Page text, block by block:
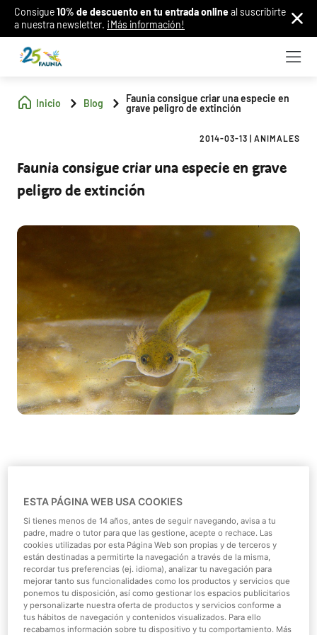
Consigue10% de descuento en tu entrada onlineal suscribirte
a nuestra newsletter. ¡Más información!
Inicio Blog
Faunia consigue criar una especie en
grave peligro de extinción
2014-03-13 ANIMALES
Faunia consigue criar una especie en grave
peligro de extinción
considerado en Peligro Crítico según la Lista Roja de
especies amenazadas de la UICN, y protegida bajo el
Apéndice I de CITES.
La reproducción en cautividad de este pequeño anfibio
ESTA PÁGINA WEB USA COOKIES
Si tienes menos de 14 años, antes de seguir navegando, avisa a tu
padre, madre o tutor para que las gestione, acepte o rechace. Las
cookies utilizadas por esta Página Web son propias y de terceros y
están destinadas a permitirte la navegación a través de la misma,
recordar tus preferencias (ej. idioma), analizar tu navegación para
mejorar tanto sus funcionalidades como los productos y servicios que
ponemos tu disposición, así como gestionar los espacios publicitarios
y personalizarte nuestra oferta de productos y servicios conforme a
tus hábitos de navegación y contenidos visualizados. Para ello
recabamos información sobre tu dispositivo y tu comportamiento. Más